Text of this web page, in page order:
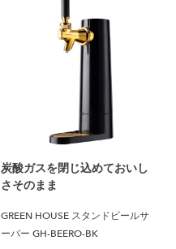
炭酸ガスを閉じ込めておいし
さそのまま
GREEN HOUSE スタンドビールサ
ーバー GH-BEERO-BK